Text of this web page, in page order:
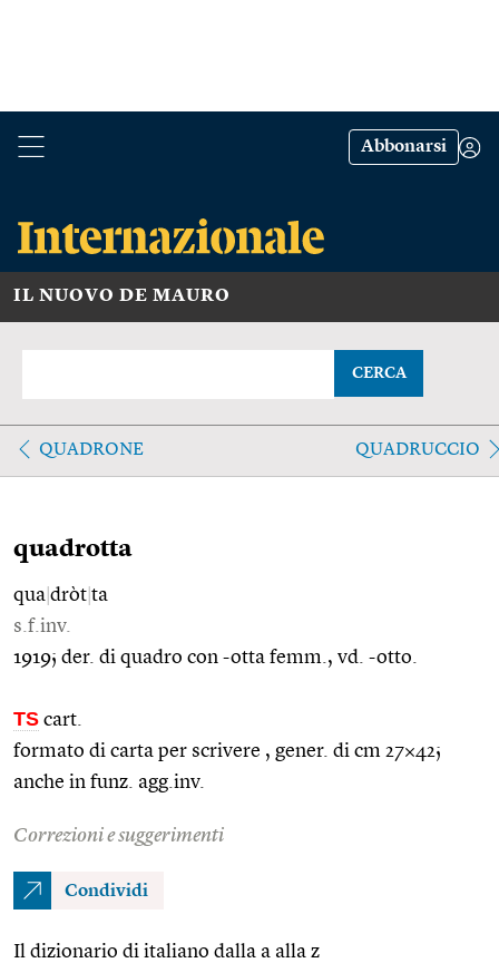
Abbonarsi
IL NUOVO DE MAURO
CERCA
QUADRONE QUADRUCCIO
quadrotta
qua dròt ta
s.f.inv.
1919; der. di quadro con -otta femm., vd. -otto.
TS cart.
formato di carta per scrivere , gener. di cm 27×42;
anche in funz. agg.inv.
Correzioni e suggerimenti
Condividi
Il dizionario di italiano dalla a alla z